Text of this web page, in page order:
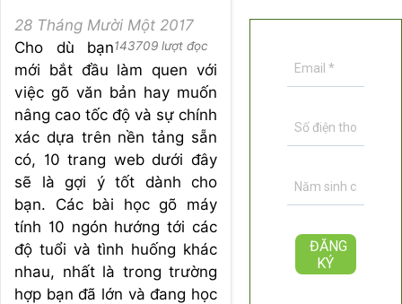
28 Tháng Mười Một 2017
143709 lượt đọc
Cho dù bạn
mới bắt đầu làm quen với
việc gõ văn bản hay muốn
nâng cao tốc độ và sự chính
xác dựa trên nền tảng sẵn
có, 10 trang web dưới đây
sẽ là gợi ý tốt dành cho
bạn. Các bài học gõ máy
tính 10 ngón hướng tới các
độ tuổi và tình huống khác
nhau, nhất là trong trường
hợp bạn đã lớn và đang học